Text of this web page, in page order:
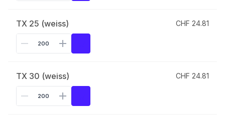
TX 25 (weiss) CHF 24.81
TX 30 (weiss) CHF 24.81